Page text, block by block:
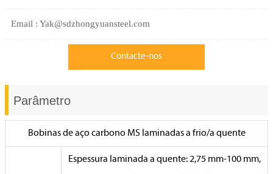
Email : Yak@sdzhongyuansteel.com
Contacte-nos
Parâmetro
Bobinas de aço carbono MS laminadas a frio/a quente
Espessura laminada a quente: 2,75 mm-100 mm,